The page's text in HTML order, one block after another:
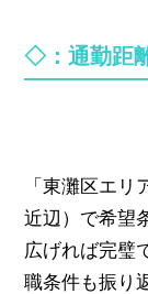
◇：通勤距
「東灘区エ
近辺）で希望
広げれば完璧
職条件も振り